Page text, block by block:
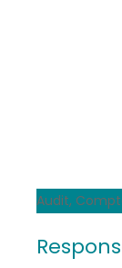
Audit,